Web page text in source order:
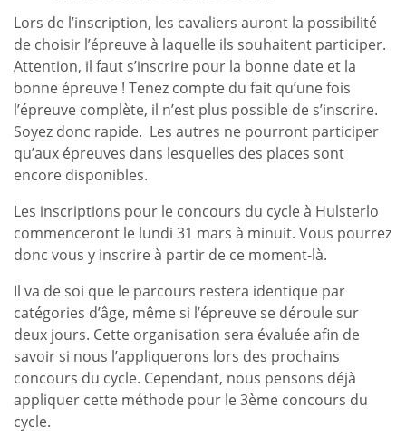
Lors de l’inscription, les cavaliers auront la possibilité
de choisir l’épreuve à laquelle ils souhaitent participer.
Attention, il faut s’inscrire pour la bonne date et la
bonne épreuve ! Tenez compte du fait qu’une fois
l’épreuve complète, il n’est plus possible de s’inscrire.
Soyez donc rapide. Les autres ne pourront participer
qu’aux épreuves dans lesquelles des places sont
encore disponibles.
Les inscriptions pour le concours du cycle à Hulsterlo
commenceront le lundi 31 mars à minuit. Vous pourrez
donc vous y inscrire à partir de ce moment-là.
Il va de soi que le parcours restera identique par
catégories d’âge, même si l’épreuve se déroule sur
deux jours. Cette organisation sera évaluée afin de
savoir si nous l’appliquerons lors des prochains
concours du cycle. Cependant, nous pensons déjà
appliquer cette méthode pour le 3ème concours du
cycle.